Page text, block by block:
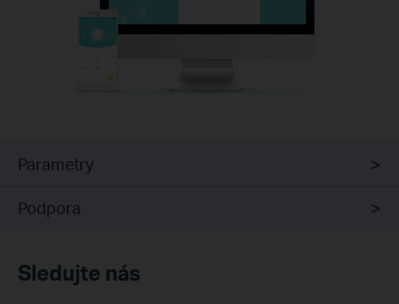
Parametry
Podpora
Sledujte nás